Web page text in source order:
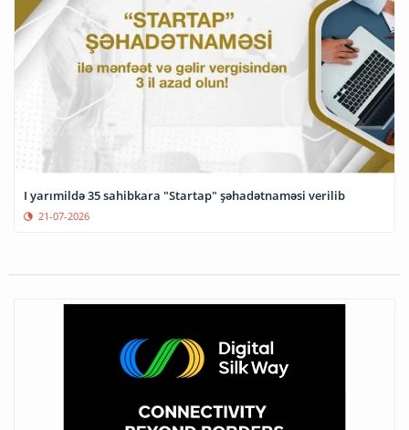
I yarımildə 35 sahibkara "Startap" şəhadətnaməsi verilib
21-07-2026